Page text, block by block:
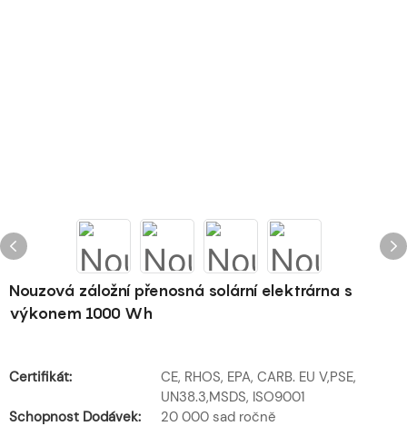
Nouzová záložní přenosná solární elektrárna s
výkonem 1000 Wh
Certifikát:
CE, RHOS, EPA, CARB. EU V,PSE,
UN38.3,MSDS, ISO9001
Schopnost Dodávek:
20 000 sad ročně